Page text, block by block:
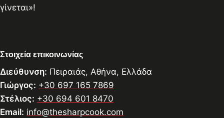
γίνεται»!
Στοιχεία επικοινωνίας
Διεύθυνση: Πειραιάς, Αθήνα, Ελλάδα
Γιώργος: +30 697 165 7869
Στέλιος: +30 694 601 8470
Email: info@thesharpcook.com